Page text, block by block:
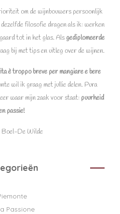
om de wijnbouwers persoonlijk
filosofie dragen als ik: werken
tot in het glas. Als gediplomeerde
bij met tips en uitleg over de wijnen.
è troppo breve per mangiare e bere
wil ik graag met jullie delen. Pura
waar mijn zaak voor staat: puurheid
passie!
Boel-De Wilde
Passione